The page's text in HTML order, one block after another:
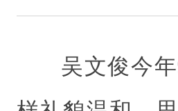
吴文俊今